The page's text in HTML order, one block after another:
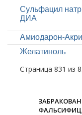
Сульфацил
ДИА
Амиодарон-Акри
Желатиноль
Страница 831 из